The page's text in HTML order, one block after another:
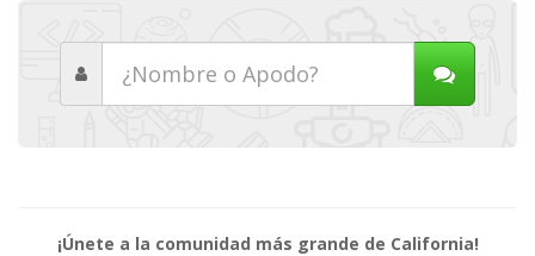
¡Únete a la comunidad más grande de California!